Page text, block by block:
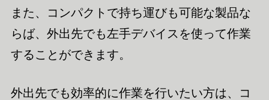
また、コンパクトで持ち運びも可能な製品な
らば、外出先でも左手デバイスを使って作業
することができます。
外出先でも効率的に作業を行いたい方は、コ